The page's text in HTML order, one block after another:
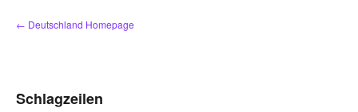
Zum
Inhalt
← Deutschland Homepage
Schlagzeilen